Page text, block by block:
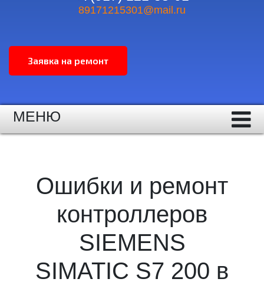
89171215301@mail.ru
МЕНЮ
Ошибки и ремонт
контроллеров
SIEMENS
SIMATIC S7 200 в